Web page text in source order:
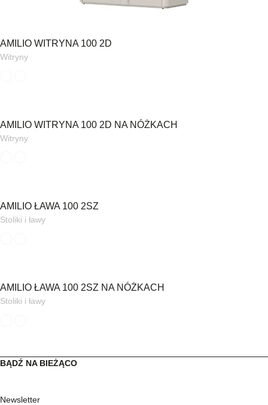
AMILIO WITRYNA 100 2D
Witryny
AMILIO WITRYNA 100 2D NA NÓŻKACH
Witryny
AMILIO ŁAWA 100 2SZ
Stoliki i ławy
AMILIO ŁAWA 100 2SZ NA NÓŻKACH
Stoliki i ławy
BĄDŹ NA BIEŻĄCO
Newsletter